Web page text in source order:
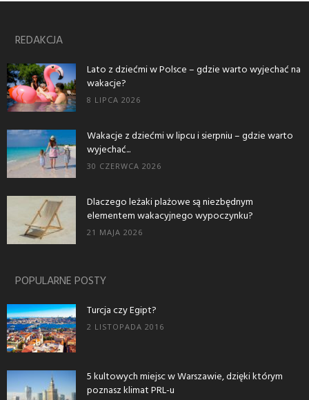
REDAKCJA
Lato z dziećmi w Polsce – gdzie warto wyjechać na
wakacje?
8 LIPCA 2026
Wakacje z dziećmi w lipcu i sierpniu – gdzie warto
wyjechać...
30 CZERWCA 2026
Dlaczego leżaki plażowe są niezbędnym
elementem wakacyjnego wypoczynku?
21 MAJA 2026
POPULARNE POSTY
Turcja czy Egipt?
2 LISTOPADA 2016
5 kultowych miejsc w Warszawie, dzięki którym
poznasz klimat PRL-u